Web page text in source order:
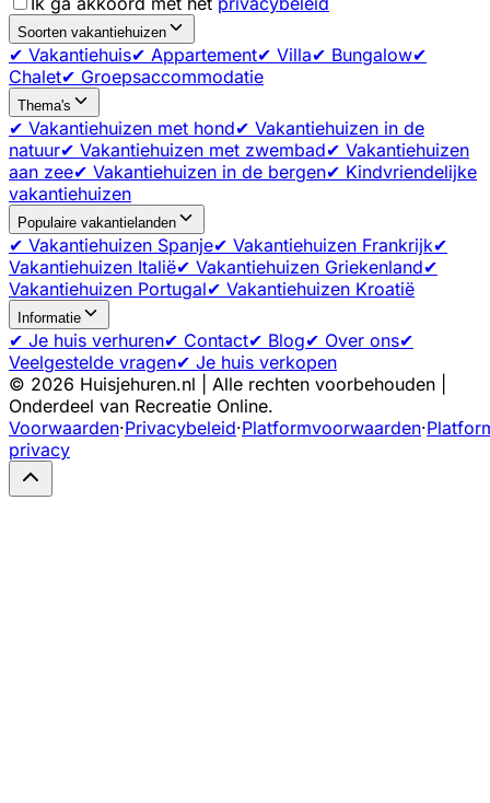
Soorten vakantiehuizen
✔ Vakantiehuis✔ Appartement✔ Villa✔ Bungalow✔
Chalet✔ Groepsaccommodatie
Thema's
✔ Vakantiehuizen met hond✔ Vakantiehuizen in de
natuur✔ Vakantiehuizen met zwembad✔ Vakantiehuizen
aan zee✔ Vakantiehuizen in de bergen✔ Kindvriendelijke
vakantiehuizen
Populaire vakantielanden
✔ Vakantiehuizen Spanje✔ Vakantiehuizen Frankrijk✔
Vakantiehuizen Italië✔ Vakantiehuizen Griekenland✔
Vakantiehuizen Portugal✔ Vakantiehuizen Kroatië
Informatie
✔ Je huis verhuren✔ Contact✔ Blog✔ Over ons✔
Veelgestelde vragen✔ Je huis verkopen
© 2026 Huisjehuren.nl | Alle rechten voorbehouden |
Onderdeel van Recreatie Online.
Voorwaarden·Privacybeleid·Platformvoorwaarden·
privacy